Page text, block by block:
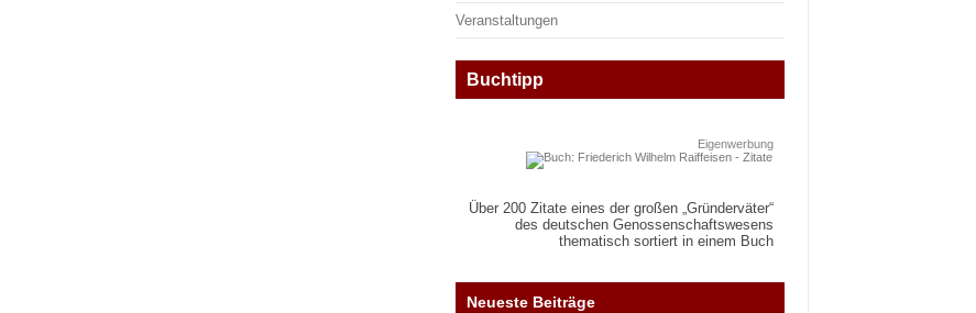
Veranstaltungen
Buchtipp
Eigenwerbung
Über 200 Zitate eines der großen „Gründerväter“
des deutschen Genossenschaftswesens
thematisch sortiert in einem Buch
Neueste Beiträge